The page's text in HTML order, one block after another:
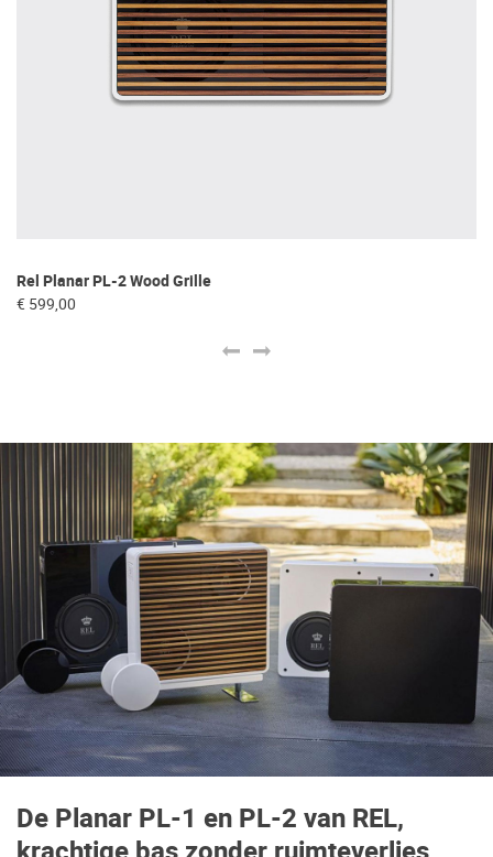
Rel Planar PL-2 Wood Grille
€ 599,00
De Planar PL-1 en PL-2 van REL,